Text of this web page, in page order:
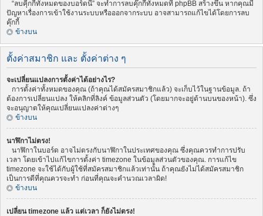
“ลบคุีกกี้ทั้งหมดของบอร์ดนี้” จะทำการลบคุ๊กกี๊ทั้งหมดที่ phpBB สร้างขึ้น หากคุณมี
ปัญหาเรื่องการเข้าใช้งานระบบหรือออกจากระบบ อาจสามารถแก้ไขได้โดยการลบ
คุ๊กกี้
ข้างบน
ตั้งค่าสมาชิก และ ตั้งค่าต่าง ๆ
จะเปลี่ยนแปลงการตั้งค่าได้อย่างไร?
การตั้งค่าทั้งหมดของคุณ (ถ้าคุณได้สมัครสมาชิกแล้ว) จะเก็บไว้ในฐานข้อมูล. ถ้า
ต้องการเปลี่ยนแปลง ให้คลิกที่ลิงค์ ข้อมูลส่วนตัว (โดยมากจะอยู่ด้านบนของหน้า). ซึ่ง
จะอนุญาตให้คุณเปลี่ยนแปลงค่าต่างๆ
ข้างบน
นาฬิกาไม่ตรง!
นาฬิกาในบอร์ด อาจไม่ตรงกับนาฬิกาในประเทศของคุณ ซึ่งคุณควรทำการปรับ
เวลา โดยเข้าไปแก้ไขการตั้งค่า timezone ในข้อมูลส่วนตัวของคุณ. การแก้ไข
timezone จะใช้ได้กับผู้ใช้ที่สมัครสมาชิกแล้วเท่านั้น ถ้าคุณยังไม่ได้สมัครสมาชิก
เป็นการดีที่คุณควรจะทำ ก่อนที่คุณจะคำนวณเวลาผิด!
ข้างบน
เปลี่ยน timezone แล้ว แต่เวลา ก็ยังไม่ตรง!